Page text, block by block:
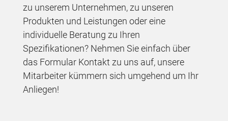
zu unserem Unternehmen, zu unseren
Produkten und Leistungen oder eine
individuelle Beratung zu Ihren
Spezifikationen? Nehmen Sie einfach über
das Formular Kontakt zu uns auf, unsere
Mitarbeiter kümmern sich umgehend um Ihr
Anliegen!